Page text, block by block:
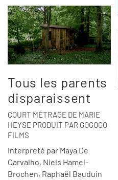
Tous les parents
disparaissent
COURT MÉTRAGE DE MARIE
HEYSE PRODUIT PAR GOGOGO
FILMS
Interprété par Maya De
Carvalho, Niels Hamel-
Brochen, Raphaël Bauduin